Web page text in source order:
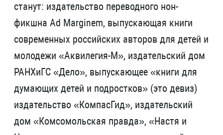
станут: издательство переводного нон-
фикшна Ad Marginem, выпускающая книги
современных российских авторов для детей и
молодежи «Аквилегия-М», издательский дом
РАНХиГС «Дело», выпускающее «книги для
думающих детей и подростков» (это девиз)
издательство «КомпасГид», издательский
дом «Комсомольская правда», «Настя и